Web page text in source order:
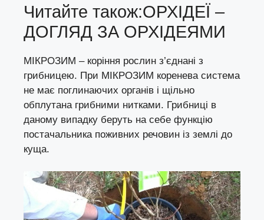
Читайте також:ОРХІДЕЇ –
ДОГЛЯД ЗА ОРХІДЕЯМИ
МІКРОЗИМ – коріння рослин з’єднані з
грибницею. При МІКРОЗИМ коренева система
не має поглинаючих органів і щільно
обплутана грибними нитками. Грибниці в
даному випадку беруть на себе функцію
постачальника поживних речовин із землі до
куща.